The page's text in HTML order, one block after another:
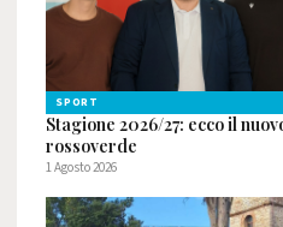
SPORT
Stagione 2026/27: ecco il
rossoverde
1 Agosto 2026